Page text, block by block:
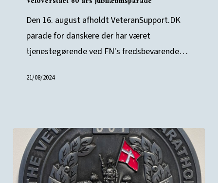
jubilæumsparade
Den 16. august afholdt VeteranSupport.DK
parade for danskere der har været
tjenestegørende ved FN's fredsbevarende…
21/08/2024